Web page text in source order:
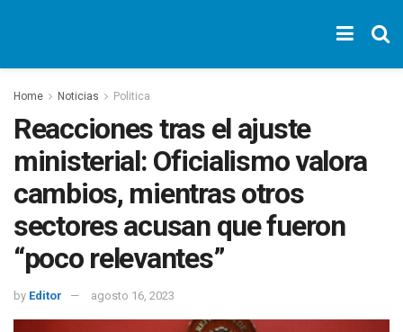
Home Noticias Politica
Reacciones tras el ajuste
ministerial: Oficialismo valora
cambios, mientras otros
sectores acusan que fueron
“poco relevantes”
by Editor agosto 16, 2023